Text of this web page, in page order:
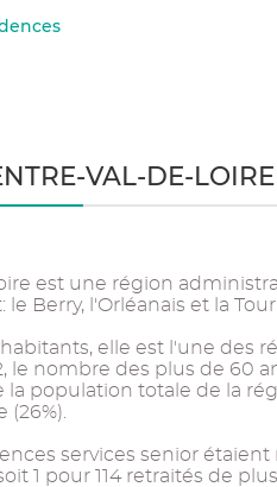
VAL-DE-LOIRE
est une région
Berry, l'Orléanais et la
elle est l'une des
le nombre des plus de 60
la population totale de la
services senior
1 pour 114 retraités de